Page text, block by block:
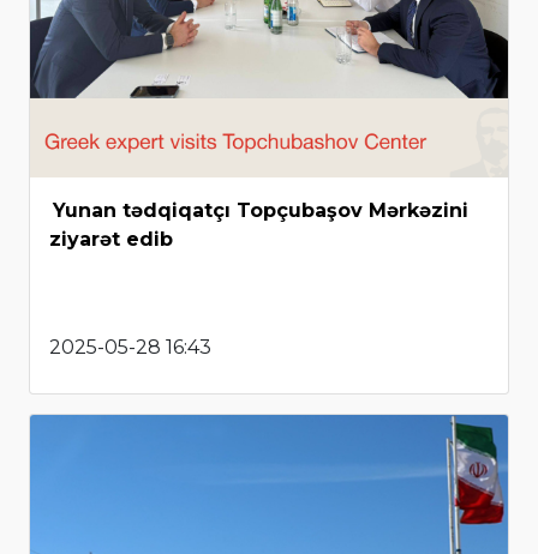
Yunan tədqiqatçı Topçubaşov Mərkəzini
ziyarət edib
2025-05-28 16:43